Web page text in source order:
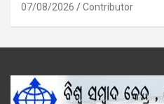
07/08/2026 Contributor